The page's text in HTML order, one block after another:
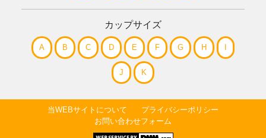
カップサイズ
A B C D E F G H
J K
当WEBサイトについて
プライバシーポリシー
お問い合わせフォーム